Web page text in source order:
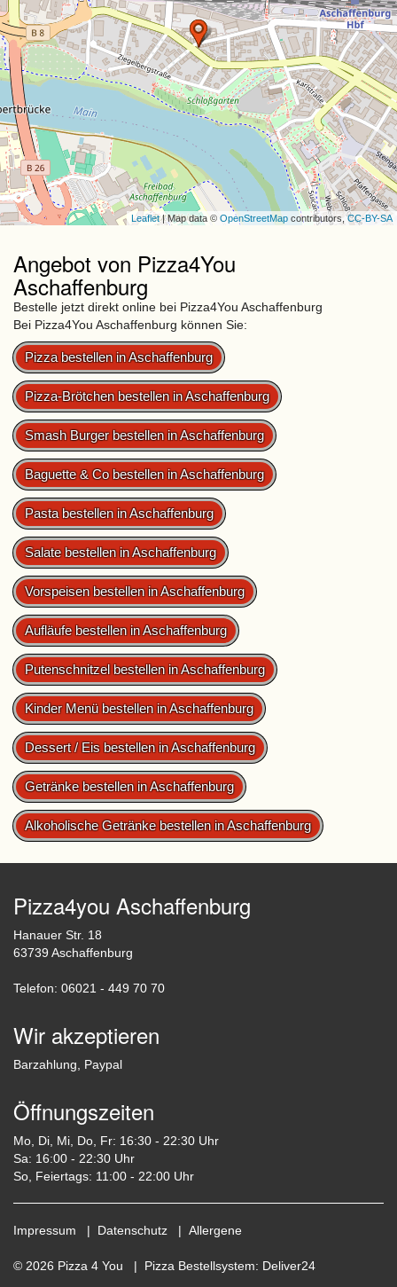
Leaflet| Map data © OpenStreetMap contributors,CC-BY-SA
Angebot von Pizza4You
Aschaffenburg
Bestelle jetzt direkt online bei Pizza4You Aschaffenburg
Bei Pizza4You Aschaffenburg können Sie:
Pizza bestellen in Aschaffenburg
Pizza-Brötchen bestellen in Aschaffenburg
Smash Burger bestellen in Aschaffenburg
Baguette & Co bestellen in Aschaffenburg
Pasta bestellen in Aschaffenburg
Salate bestellen in Aschaffenburg
Vorspeisen bestellen in Aschaffenburg
Aufläufe bestellen in Aschaffenburg
Putenschnitzel bestellen in Aschaffenburg
Kinder Menü bestellen in Aschaffenburg
Dessert / Eis bestellen in Aschaffenburg
Getränke bestellen in Aschaffenburg
Alkoholische Getränke bestellen in Aschaffenburg
Pizza4you Aschaffenburg
Hanauer Str. 18
63739 Aschaffenburg
Telefon: 06021 - 449 70 70
Wir akzeptieren
Barzahlung, Paypal
Öffnungszeiten
Mo, Di, Mi, Do, Fr: 16:30 - 22:30 Uhr
Sa: 16:00 - 22:30 Uhr
So, Feiertags: 11:00 - 22:00 Uhr
Impressum | Datenschutz | Allergene
© 2026 Pizza 4 You | Pizza Bestellsystem: Deliver24